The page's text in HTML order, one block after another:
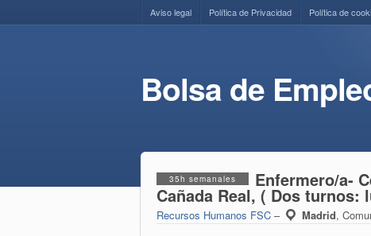
Aviso legal Política de Privacidad Política de
Bolsa de
35h semanales Enfermero/a-
Cañada Real, ( Dos
Recursos Humanos FSC – Madrid,